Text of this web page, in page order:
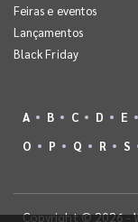
Feiras e eventos
Lançamentos
Black Friday
A B C D E
O
P Q R S
Copyright © 2026 -